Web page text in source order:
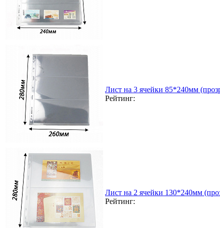
Лист на 3 ячейки 85*240мм
Рейтинг:
Лист на 2 ячейки 130*240мм
Рейтинг: